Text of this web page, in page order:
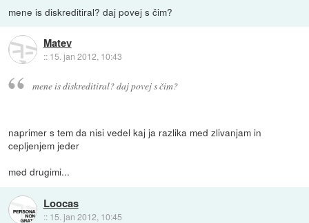
mene is diskreditiral? daj povej s čim?
Matev
:: 15. jan 2012, 10:43
mene is diskreditiral? daj povej s čim?
naprimer s tem da nisi vedel kaj ja razlika med zlivanjam in
cepljenjem jeder
med drugimi...
Loocas
:: 15. jan 2012, 10:45